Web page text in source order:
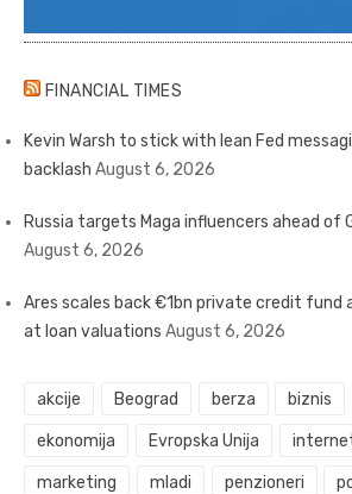
FINANCIAL TIMES
Kevin Warsh to stick with lean Fed
backlash August 6, 2026
Russia targets Maga influencers ahead
August 6, 2026
Ares scales back €1bn private credit
at loan valuations August 6, 2026
akcije Beograd berza biznis
ekonomija Evropska Unija
marketing mladi penzioneri